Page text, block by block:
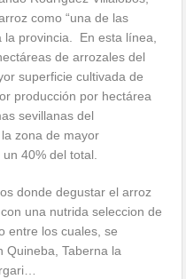
como “una de las
la provincia. En esta línea,
de arrozales del
superficie cultivada de
producción por hectárea
sevillanas del
zona de mayor
40% del total.
donde degustar el arroz
una nutrida seleccion de
entre los cuales, se
Quineba, Taberna la